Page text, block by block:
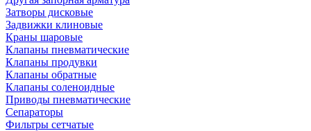
Затворы дисковые
Задвижки клиновые
Краны шаровые
Клапаны пневматические
Клапаны продувки
Клапаны обратные
Клапаны соленоидные
Приводы пневматические
Сепараторы
Фильтры сетчатые